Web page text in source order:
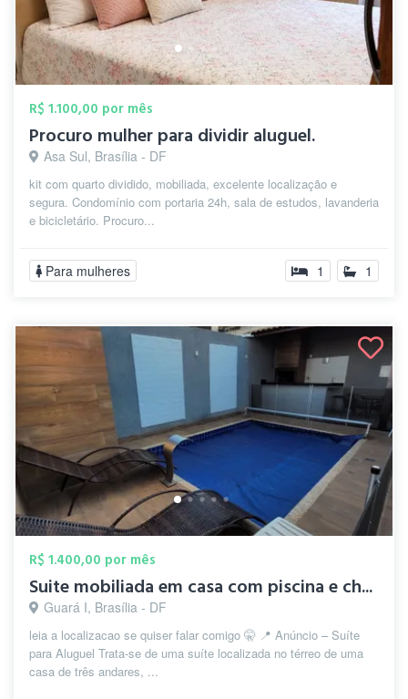
R$ 1.100,00 por mês
Procuro mulher para dividir aluguel.
Asa Sul, Brasília - DF
kit com quarto dividido, mobiliada, excelente localização e
segura. Condomínio com portaria 24h, sala de estudos, lavanderia
e bicicletário. Procuro...
Para mulheres 1 1
R$ 1.400,00 por mês
Suite mobiliada em casa com piscina e ch...
Guará I, Brasília - DF
leia a localizacao se quiser falar comigo 🤫 📍 Anúncio – Suíte
para Aluguel Trata-se de uma suíte localizada no térreo de uma
casa de três andares, ...